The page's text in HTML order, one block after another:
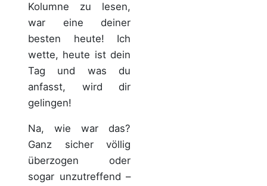
Kolumne zu lesen,
war eine deiner
besten heute! Ich
wette, heute ist dein
Tag und was du
anfasst, wird dir
gelingen!
Na, wie war das?
Ganz sicher völlig
überzogen oder
sogar unzutreffend –